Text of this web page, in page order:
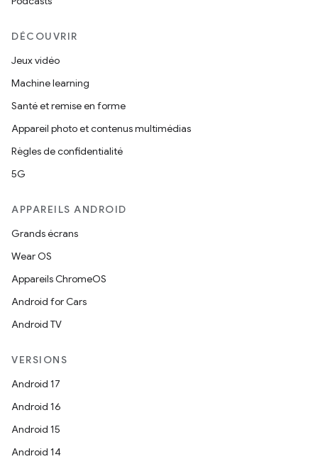
DÉCOUVRIR
Jeux vidéo
Machine learning
Santé et remise en forme
Appareil photo et contenus multimédias
Règles de confidentialité
5G
APPAREILS ANDROID
Grands écrans
Wear OS
Appareils ChromeOS
Android for Cars
Android TV
VERSIONS
Android 17
Android 16
Android 15
Android 14